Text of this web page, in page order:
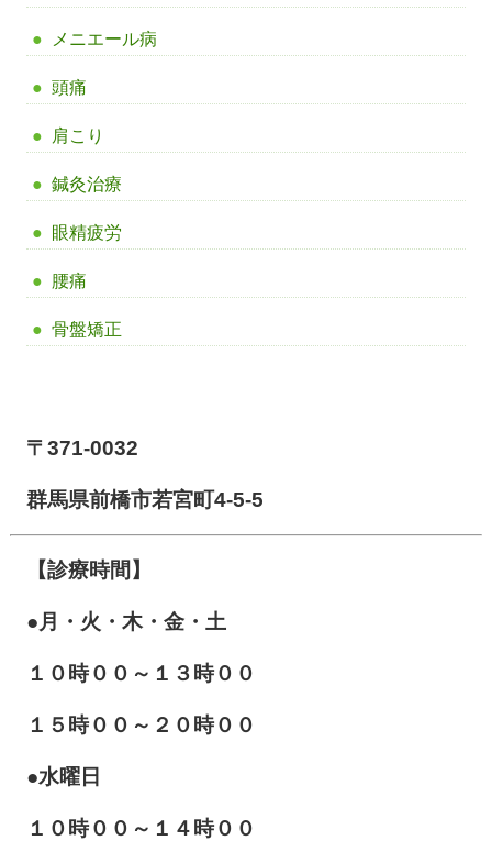
メニエール病
頭痛
肩こり
鍼灸治療
眼精疲労
腰痛
骨盤矯正
〒371-0032
群馬県前橋市若宮町4-5-5
【診療時間】
●月・火・木・金・土
１０時００～１３時００
１５時００～２０時００
●水曜日
１０時００～１４時００